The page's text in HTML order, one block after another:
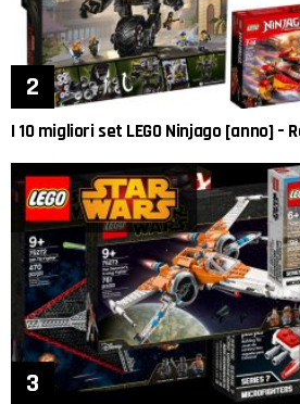
I 10 migliori set LEGO Ninjago [anno] –